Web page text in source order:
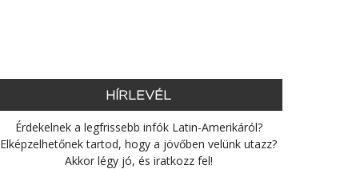
HÍRLEVÉL
Érdekelnek a legfrissebb infók Latin-Amerikáról?
Elképzelhetőnek tartod, hogy a jövőben velünk utazz?
Akkor légy jó, és iratkozz fel!